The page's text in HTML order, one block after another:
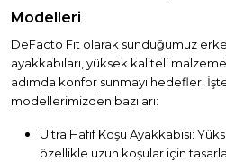
Modelleri
DeFacto Fit olarak sunduğumuz
ayakkabıları, yüksek kaliteli
adımda konfor sunmayı hedefler.
modellerimizden bazıları:
Ultra Hafif Koşu Ayakkabısı:
özellikle uzun koşular için